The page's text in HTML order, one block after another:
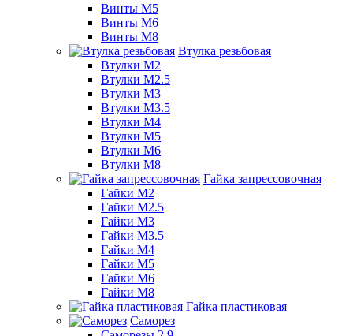
Винты М5
Винты М6
Винты М8
Втулка резьбовая
Втулки М2
Втулки М2.5
Втулки М3
Втулки М3.5
Втулки М4
Втулки М5
Втулки М6
Втулки М8
Гайка запрессовочная
Гайки М2
Гайки М2.5
Гайки М3
Гайки М3.5
Гайки М4
Гайки М5
Гайки М6
Гайки М8
Гайка пластиковая
Саморез